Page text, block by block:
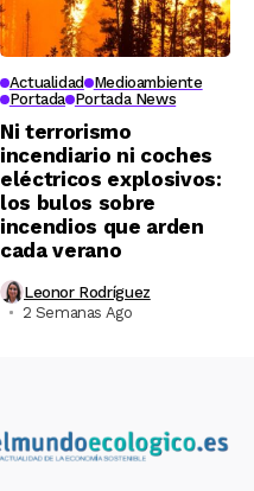
Actualidad
Medioambiente
Portada Portada News
Ni terrorismo
incendiario ni coches
eléctricos explosivos:
los bulos sobre
incendios que arden
cada verano
Leonor Rodríguez
2 Semanas Ago